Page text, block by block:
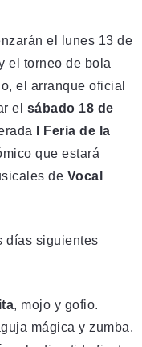
el lunes 13 de
el torneo de bola
el arranque oficial
el sábado 18 de
I Feria de la
que estará
de Vocal
días siguientes
, mojo y gofio.
mágica y zumba.